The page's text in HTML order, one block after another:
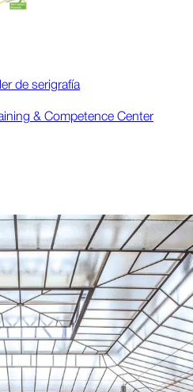
de serigrafía
& Competence Center